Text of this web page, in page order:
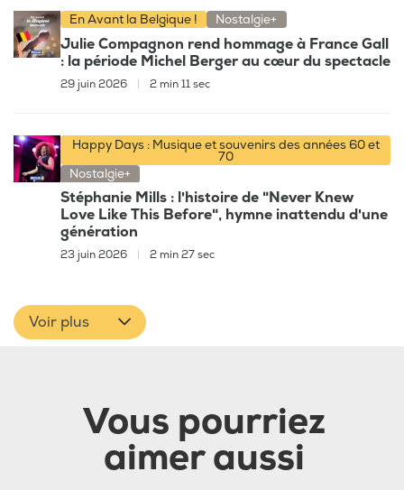
En Avant la Belgique ! Nostalgie+
Julie Compagnon rend hommage à France Gall
: la période Michel Berger au cœur du spectacle
29 juin 2026 2 min 11 sec
Happy Days : Musique et souvenirs des années 60 et
70
Nostalgie+
Stéphanie Mills : l'histoire de "Never Knew
Love Like This Before", hymne inattendu d'une
génération
23 juin 2026 2 min 27 sec
Voir plus
Vous pourriez
aimer aussi